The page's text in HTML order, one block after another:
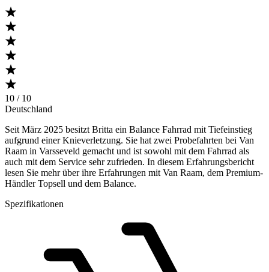
10 / 10
Deutschland
Seit März 2025 besitzt Britta ein Balance Fahrrad mit Tiefeinstieg
aufgrund einer Knieverletzung. Sie hat zwei Probefahrten bei Van
Raam in Varsseveld gemacht und ist sowohl mit dem Fahrrad als
auch mit dem Service sehr zufrieden. In diesem Erfahrungsbericht
lesen Sie mehr über ihre Erfahrungen mit Van Raam, dem Premium-
Händler Topsell und dem Balance.
Spezifikationen